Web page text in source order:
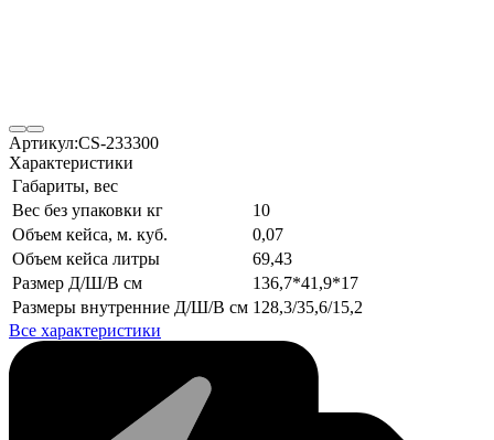
Артикул:CS-233300
Характеристики
Габариты, вес
Вес без упаковки кг
10
Объем кейса, м. куб.
0,07
Объем кейса литры
69,43
Размер Д/Ш/В см
136,7*41,9*17
Размеры внутренние Д/Ш/В см 128,3/35,6/15,2
Все характеристики